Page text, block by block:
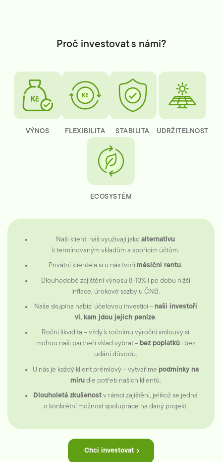
Proč investovat s námi?
VÝNOS FLEXIBILITA STABILITA UDRŽITELNOST
ECOSYSTÉM
Naši klienti náš využívají jakoalternativu
k termínovaným vkladům a spořícím účtům.
Privátní klientela si u nás tvoříměsíční rentu.
Dlouhodobé zajištění výnosu 8-13% i po dobu nižší
inflace, úrokové sazby u ČNB.
Naše skupina nabízí účelovou investici – naši investoři
ví, kam jdou jejich peníze.
Roční likvidita – vždy k ročnímu výroční smlouvy si
mohou naši partneři vklad vybrat – bez poplatkůi bez
udání důvodu.
U nás je každý klient prémiový – vytváříme podmínky na
mírudle potřeb našich klientů.
Dlouholetá zkušenost v rámci zajištění, jelikož se jedná
o konkrétní možnost spolupráce na daný projekt.
Chci investovat